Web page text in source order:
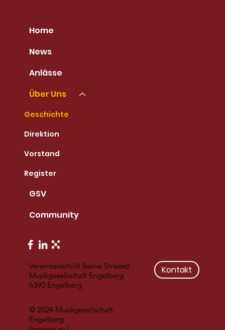
Home
News
Anlässe
Über Uns
Geschichte
Direktion
Vorstand
Register
GSV
Community
Vereinsanschrift (keine Strasse):
Musikgesellschaft Engelberg
6390 Engelberg
© 2024 Musikgesellschaft
Engelberg
Kontakt